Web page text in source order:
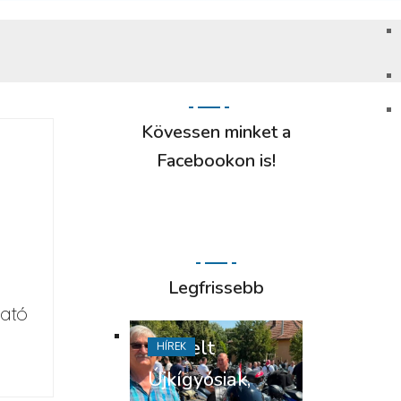
Kövessen minket a
Facebookon is!
Legfrissebb
Tisztelt
Újkígyósiak,
HÍREK